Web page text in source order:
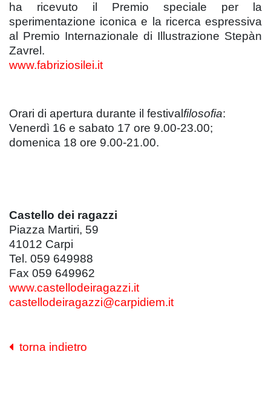
ha ricevuto il Premio speciale per la
sperimentazione iconica e la ricerca espressiva
al Premio Internazionale di Illustrazione Stepàn
Zavrel.
www.fabriziosilei.it
Orari di apertura durante il festivalfilosofia:
Venerdì 16 e sabato 17 ore 9.00-23.00;
domenica 18 ore 9.00-21.00.
Castello dei ragazzi
Piazza Martiri, 59
41012 Carpi
Tel. 059 649988
Fax 059 649962
www.castellodeiragazzi.it
castellodeiragazzi@carpidiem.it
torna indietro